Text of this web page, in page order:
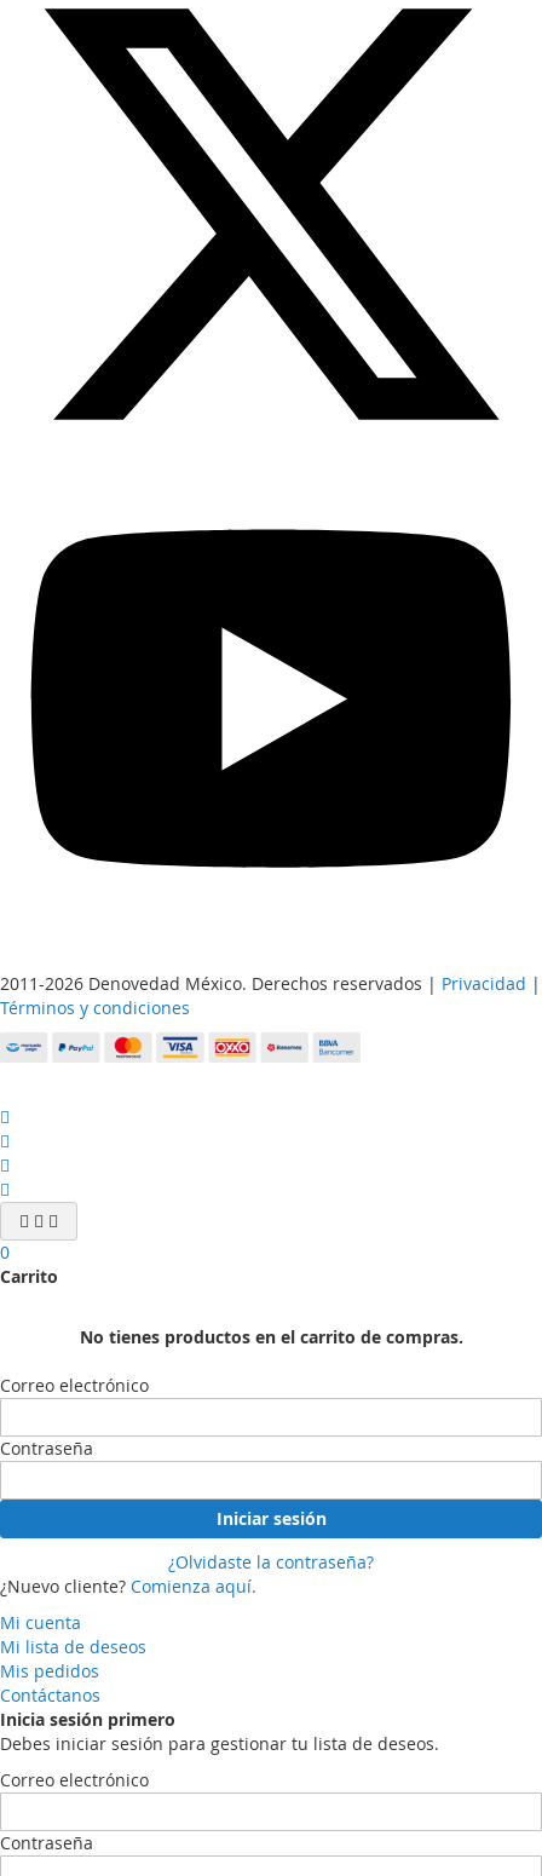
2011-2026 Denovedad México. Derechos reservados | Privacidad |
Términos y condiciones
0
Carrito
No tienes productos en el carrito de compras.
Correo electrónico
Contraseña
Iniciar sesión
¿Olvidaste la contraseña?
¿Nuevo cliente? Comienza aquí.
Mi cuenta
Mi lista de deseos
Mis pedidos
Contáctanos
Inicia sesión primero
Debes iniciar sesión para gestionar tu lista de deseos.
Correo electrónico
Contraseña